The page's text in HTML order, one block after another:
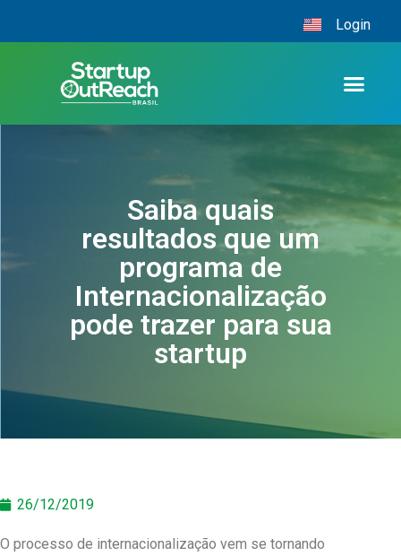
Login
Saiba quais
resultados que um
programa de
Internacionalização
pode trazer para sua
startup
26/12/2019
O processo de internacionalização vem se tornando